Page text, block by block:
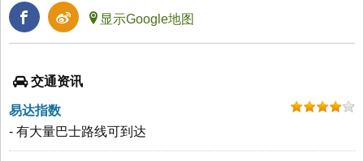
显示Google地图
交通资讯
易达指数
- 有大量巴士路线可到达